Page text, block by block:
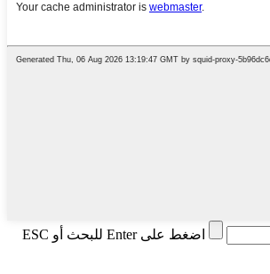
اضغط على Enter للبحث أو ESC